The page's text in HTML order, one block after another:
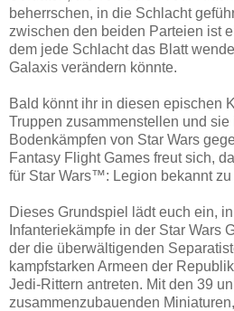
beherrschen, in die Schlacht
zwischen den beiden Parteien ist
dem jede Schlacht das Blatt
Galaxis verändern könnte.
Bald könnt ihr in diesen epischen
Truppen zusammenstellen und
Bodenkämpfen von Star Wars
Fantasy Flight Games freut sich,
für Star Wars™: Legion bekannt zu
Dieses Grundspiel lädt euch ein,
Infanteriekämpfe in der Star Wars
der die überwältigenden
kampfstarken Armeen der
Jedi-Rittern antreten. Mit den 39
zusammenzubauenden